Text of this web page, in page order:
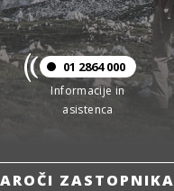
01 2864 000
Informacije in
asistenca
ZASTOPNIKA